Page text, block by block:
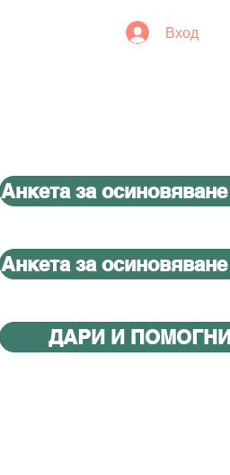
Вход
Анкета за
Анкета за
ДАРИ И